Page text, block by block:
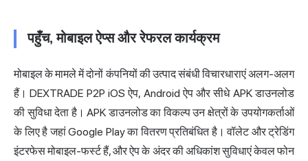
पहुँच, मोबाइल ऐप्स और रेफरल कार्यक्रम
मोबाइल के मामले में दोनों कंपनियों की उत्पाद संबंधी विचारधाराएं अलग-अलग
हैं। DEXTRADE P2P iOS ऐप, Android ऐप और सीधे APK डाउनलोड
की सुविधा देता है। APK डाउनलोड का विकल्प उन क्षेत्रों के उपयोगकर्ताओं
के लिए है जहां Google Play का वितरण प्रतिबंधित है। वॉलेट और ट्रेडिंग
इंटरफेस मोबाइल-फर्स्ट हैं, और ऐप के अंदर की अधिकांश सुविधाएं केवल फोन